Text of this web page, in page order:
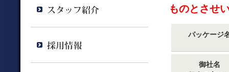
ものとさせ
パッケージ
御社名